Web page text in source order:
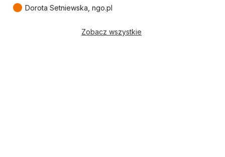
● Dorota Setniewska, ngo.pl
Zobacz wszystkie